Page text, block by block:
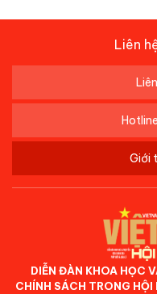
Liên
Giới
DIỄN ĐÀN KHOA HỌC
CHÍNH SÁCH TRONG HỘI